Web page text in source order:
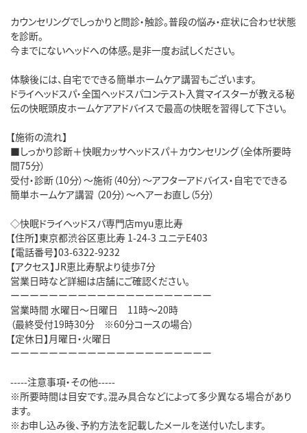
カウンセリングでしっかりと問診・触診。普段の悩み・症状に合わせ状態
を診断。
今までにないヘッドへの体感。是非一度お試しください。
体験後には、自宅でできる簡単ホームケア講習もございます。
ドライヘッドスパ・全国ヘッドスパコンテスト入賞マイスターが教える秘
伝の快眠頭皮ホームケアアドバイスで最高の快眠を習得して下さい。
【施術の流れ】
■しっかり診断＋快眠カッサヘッドスパ＋カウンセリング（全体所要時
間75分）
受付・診断（10分）～施術（40分）～アフターアドバイス・自宅でできる
簡単ホームケア講習 （20分）～ヘアーお直し（5分）
◇快眠ドライヘッドスパ専門店myu恵比寿
【住所】東京都渋谷区恵比寿 1-24-3 ユニテE403
【電話番号】03-6322-9232
【アクセス】JR恵比寿駅より徒歩7分
営業日時など詳細は店舗にご確認ください。
ーーーーーーーーーーーーーーーーーーーーー
営業時間 水曜日～日曜日 11時～20時
（最終受付19時30分 ※60分コースの場合）
【定休日】月曜日・火曜日
ーーーーーーーーーーーーーーーーーーーーー
-----注意事項・その他-----
※所要時間は目安です。混み具合などによって多少異なる場合があり
ます。
※お申し込み後、予約方法を記載したメールを送付いたします。